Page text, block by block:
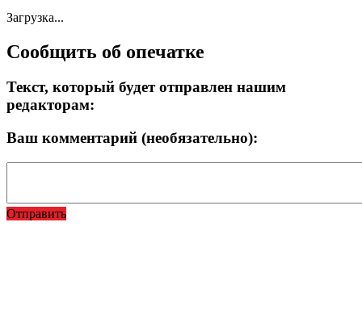
Загрузка...
Сообщить об опечатке
Текст, который будет отправлен нашим
редакторам:
Ваш комментарий (необязательно):
Отправить